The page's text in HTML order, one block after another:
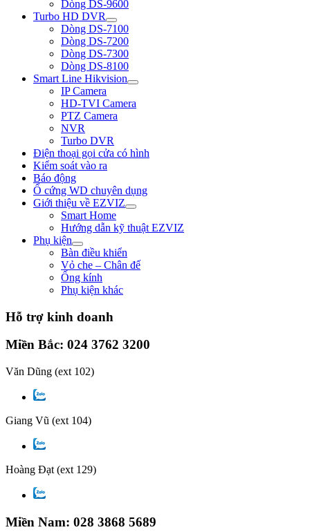
Dòng DS-9600
Turbo HD DVR
Dòng DS-7100
Dòng DS-7200
Dòng DS-7300
Dòng DS-8100
Smart Line Hikvision
IP Camera
HD-TVI Camera
PTZ Camera
NVR
Turbo DVR
Điện thoại gọi cửa có hình
Kiểm soát vào ra
Báo động
Ổ cứng WD chuyên dụng
Giới thiệu về EZVIZ
Smart Home
Hướng dẫn kỹ thuật EZVIZ
Phụ kiện
Bàn điều khiển
Vỏ che – Chân đế
Ống kính
Phụ kiện khác
Hỗ trợ kinh doanh
Miền Bắc: 024 3762 3200
Văn Dũng (ext 102)
Giang Vũ (ext 104)
Hoàng Đạt (ext 129)
Miền Nam: 028 3868 5689